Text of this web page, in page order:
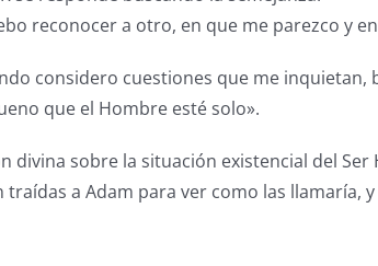
reconocer a otro, en que me parezco y
considero cuestiones que me
que el Hombre esté solo».
divina sobre la situación existencial del
traídas a Adam para ver como las